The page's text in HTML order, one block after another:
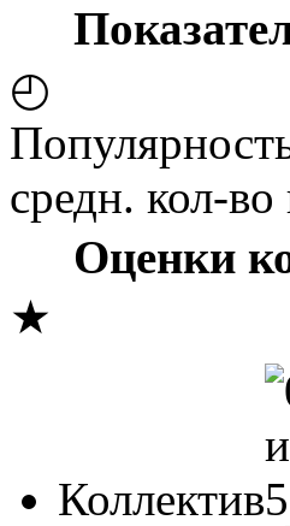
◴
средн. кол-во
Оценки
★
Коллектив